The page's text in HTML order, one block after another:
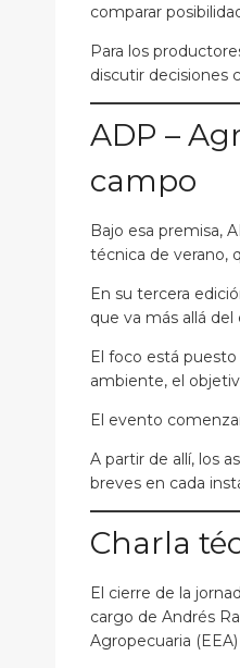
comparar
Para los
discutir decisiones
ADP –
campo
Bajo esa premisa,
técnica de verano,
En su tercera
que va más allá
El foco está
ambiente, el
El evento
A partir de allí, los
breves en cada
Charla
El cierre de la
cargo de Andrés
Agropecuaria